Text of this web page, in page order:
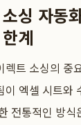
싱 자동
계
렉트 소싱의 중
이 엑셀 시트와
전통적인 방